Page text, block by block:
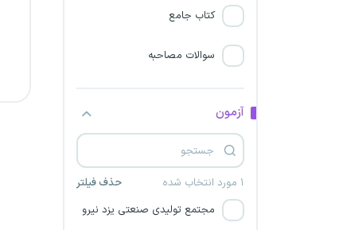
کتاب جامع
سوالات مصاحبه
آزمون
۱ مورد انتخاب شده حذف فیلتر
اسدآبادی
گروه مشاوران مدیریت و
مطالعات راهبردی تدبیر
مجتمع تولیدی صنعتی یزد نیرو